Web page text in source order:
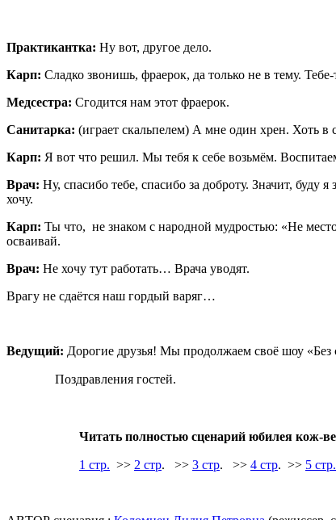
Практикантка: Ну вот, другое дело.
Карп: Сладко звонишь, фраерок, да только не в тему.
Медсестра: Сгодится нам этот фраерок.
Санитарка: (играет скальпелем) А мне один хрен. Хоть в
Карп: Я вот что решил. Мы тебя к себе возьмём.
Врач: Ну, спасибо тебе, спасибо за доброту. Значит, буду
хочу.
Карп: Ты что, не знаком с народной мудростью: «Не
осваивай.
Врач: Не хочу тут работать… Врача уводят.
Врагу не сдаётся наш гордый варяг…
Ведущий: Дорогие друзья! Мы продолжаем своё шоу «Без
Поздравления гостей.
Читать полностью сценарий юбилея кож-
1 стр. >> 2 стр. >> 3 стр. >> 4 стр. >> 5 стр.